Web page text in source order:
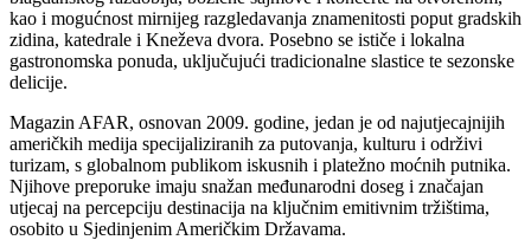
kao i mogućnost mirnijeg razgledavanja znamenitosti poput gradskih
zidina, katedrale i Kneževa dvora. Posebno se ističe i lokalna
gastronomska ponuda, uključujući tradicionalne slastice te sezonske
delicije.
Magazin AFAR, osnovan 2009. godine, jedan je od najutjecajnijih
američkih medija specijaliziranih za putovanja, kulturu i održivi
turizam, s globalnom publikom iskusnih i platežno moćnih putnika.
Njihove preporuke imaju snažan međunarodni doseg i značajan
utjecaj na percepciju destinacija na ključnim emitivnim tržištima,
osobito u Sjedinjenim Američkim Državama.